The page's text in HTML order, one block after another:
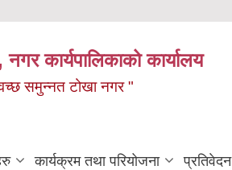
कार्यपालिकाको कार्यालय
समुन्‍नत टोखा नगर "
कार्यक्रम तथा परियोजना प्रतिवेदन